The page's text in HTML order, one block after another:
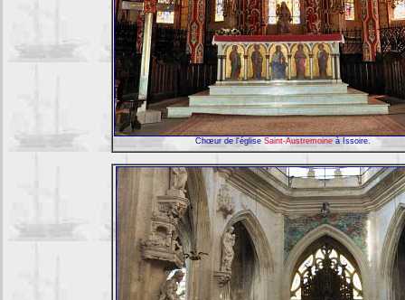
Chœur de l'église Saint-Austremoineà Issoire.